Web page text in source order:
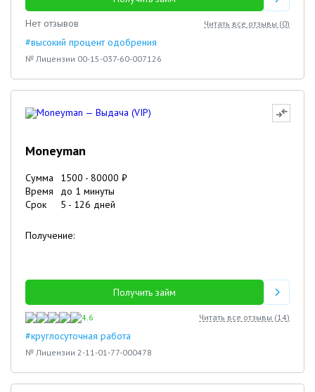
Нет отзывов
Читать все отзывы (0)
#высокий процент одобрения
№ Лицензии 00-15-037-60-007126
Moneyman
Сумма 1500 - 80000 ₽
Время
до 1 минуты
Срок
5 - 126 дней
Получение:
Получить займ
4.6 Читать все отзывы (14)
#круглосуточная работа
№ Лицензии 2-11-01-77-000478